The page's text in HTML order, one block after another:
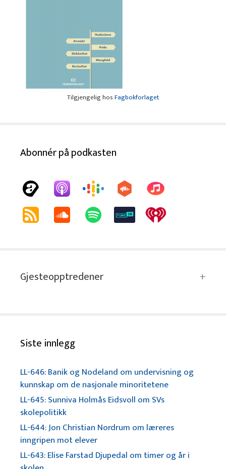
Tilgjengelig hosFagbokforlaget
Abonnér på podkasten
Gjesteopptredener
Siste innlegg
LL-646: Banik og Nodeland om undervisning og
kunnskap om de nasjonale minoritetene
LL-645: Sunniva Holmås Eidsvoll om SVs
skolepolitikk
LL-644: Jon Christian Nordrum om læreres
inngripen mot elever
LL-643: Elise Farstad Djupedal om timer og år i